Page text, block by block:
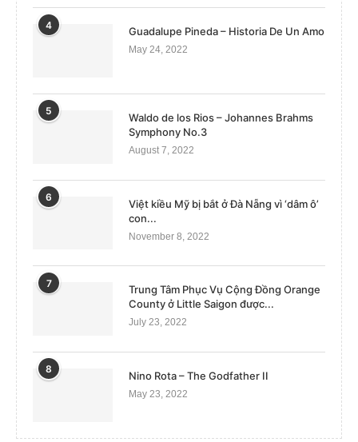
4
Guadalupe Pineda – Historia De Un Amo
May 24, 2022
5
Waldo de los Rios – Johannes Brahms
Symphony No.3
August 7, 2022
6
Việt kiều Mỹ bị bắt ở Đà Nẵng vì ‘dâm ô’
con...
November 8, 2022
7
Trung Tâm Phục Vụ Cộng Đồng Orange
County ở Little Saigon được...
July 23, 2022
8
Nino Rota – The Godfather II
May 23, 2022